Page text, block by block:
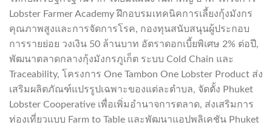
Lobster Farmer Academy ฝึกอบรมเทคนิคการเลี้ยงกุ้งมังกร
คุณภาพสูงและการจัดการโรค, กองทุนสนับสนุนผู้ประกอบ
การรายย่อย วงเงิน 50 ล้านบาท อัตราดอกเบี้ยพิเศษ 2% ต่อปี,
พัฒนาตลาดกลางกุ้งมังกรภูเก็ต ระบบ Cold Chain และ
Traceability, โครงการ One Tambon One Lobster Product ส่ง
เสริมผลิตภัณฑ์แปรรูปเฉพาะของแต่ละตำบล, จัดตั้ง Phuket
Lobster Cooperative เพื่อเพิ่มอำนาจการตลาด, ส่งเสริมการ
ท่องเที่ยวแบบ Farm to Table และพัฒนาแอปพลิเคชัน Phuket